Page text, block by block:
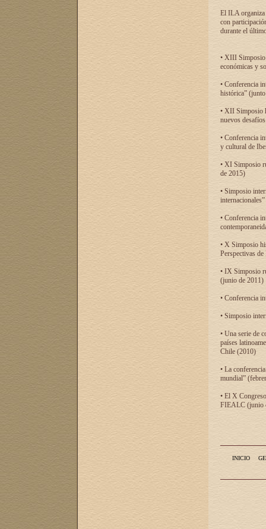
El ILA organiza
con
durante el
• XIII Simposio
económicas y
• Conferencia
histórica”
• XII Simposio
nuevos
• Conferencia
y cultural de
• XI Simposio
de 2015)
• Simposio
• Conferencia
• X Simposio
Perspectivas
• IX Simposio
(junio de 2011)
• Conferencia
• Simposio
• Una serie de
países
Chile (2010)
• La
mundial”
• El X
FIEALC (junio
INICIO